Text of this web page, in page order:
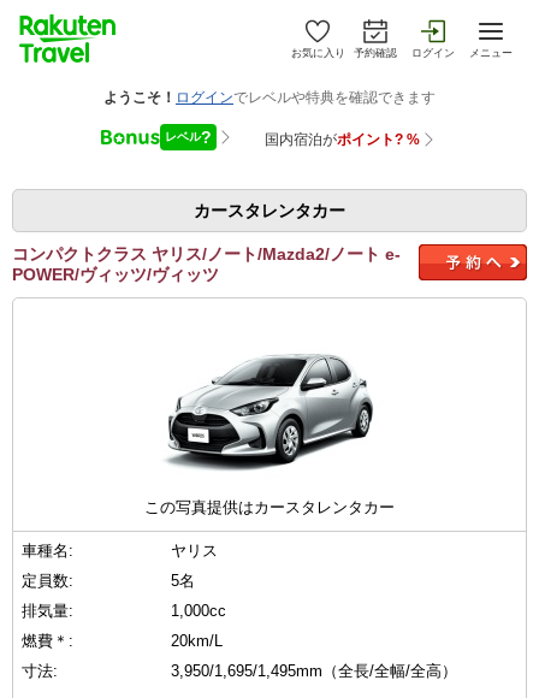
お気に入り 予約確認 ログイン メニュー
カースタレンタカー
コンパクトクラス ヤリス/ノート/Mazda2/ノート e-
POWER/ヴィッツ/ヴィッツ
この写真提供はカースタレンタカー
車種名:
ヤリス
定員数:
5名
排気量:
1,000cc
燃費＊:
20km/L
寸法:
3,950/1,695/1,495mm（全長/全幅/全高）